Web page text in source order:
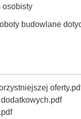
osobisty
budowlane